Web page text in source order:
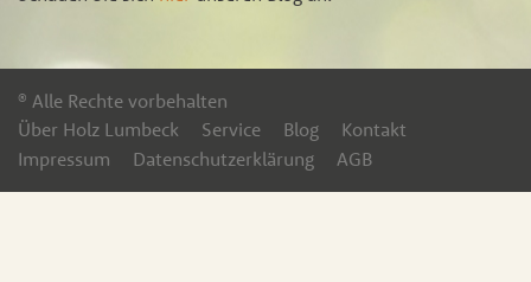
® Alle Rechte vorbehalten
Über Holz Lumbeck
Service Blog
Kontakt
Impressum
Datenschutzerklärung AGB